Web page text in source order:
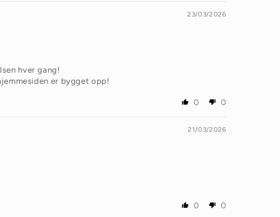
23/03/2026
hver gang!
er bygget opp!
0 0
21/03/2026
0 0